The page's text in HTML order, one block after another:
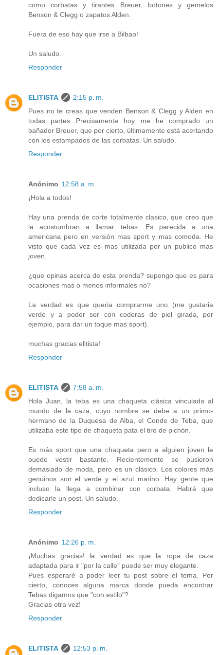
como corbatas y tirantes Breuer, botones y gemelos
Benson & Clegg o zapatos Alden.
Fuera de eso hay que irse a Bilbao!
Un saludo.
Responder
ELITISTA
2:15 p. m.
Pues no te creas que venden Benson & Clegg y Alden en
todas partes...Precisamente hoy me he comprado un
bañador Breuer, que por cierto, últimamente está acertando
con los estampados de las corbatas. Un saludo.
Responder
Anónimo 12:58 a. m.
¡Hola a todos!
Hay una prenda de corte totalmente clasico, que creo que
la acostumbran a llamar tebas. Es parecida a una
americana pero en versión mas sport y mas comoda. He
visto que cada vez es mas utilizada por un publico mas
joven.
¿que opinas acerca de esta prenda? supongo que es para
ocasiones mas o menos informales no?
La verdad es que queria comprarme uno (me gustaria
verde y a poder ser con coderas de piel girada, por
ejemplo, para dar un toque mas sport).
muchas gracias elitista!
Responder
ELITISTA
7:58 a. m.
Hola Juan, la teba es una chaqueta clásica vinculada al
mundo de la caza, cuyo nombre se debe a un primo-
hermano de la Duquesa de Alba, el Conde de Teba, que
utilizaba este tipo de chaqueta pata el tiro de pichón.
Es más sport que una chaqueta pero a alguien joven le
puede vestir bastante. Recientemente se pusieron
demasiado de moda, pero es un clásico. Los colores más
genuinos son el verde y el azul marino. Hay gente que
incluso la llega a combinar con corbata. Habrá que
dedicarle un post. Un saludo.
Responder
Anónimo 12:26 p. m.
¡Muchas gracias! la verdad es que la ropa de caza
adaptada para ir "por la calle" puede ser muy elegante.
Pues esperaré a poder leer tu post sobre el tema. Por
cierto, conoces alguna marca donde pueda encontrar
Tebas digamos que "con estilo"?
Gracias otra vez!
Responder
ELITISTA 12:53 p. m.